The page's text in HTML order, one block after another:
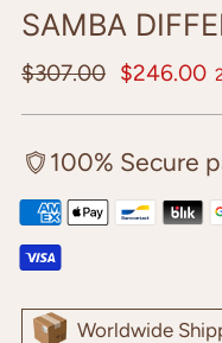
SAMBA
Regular
$307.00 $246.00
100% Secure
Worldwide